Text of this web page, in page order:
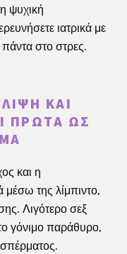
ψυχική
ιατρικά με
πάντα στο στρες.
ΚΑΙ
ΠΡΏΤΑ ΩΣ
και η
της λίμπιντο,
Λιγότερο σεξ
γόνιμο παράθυρο,